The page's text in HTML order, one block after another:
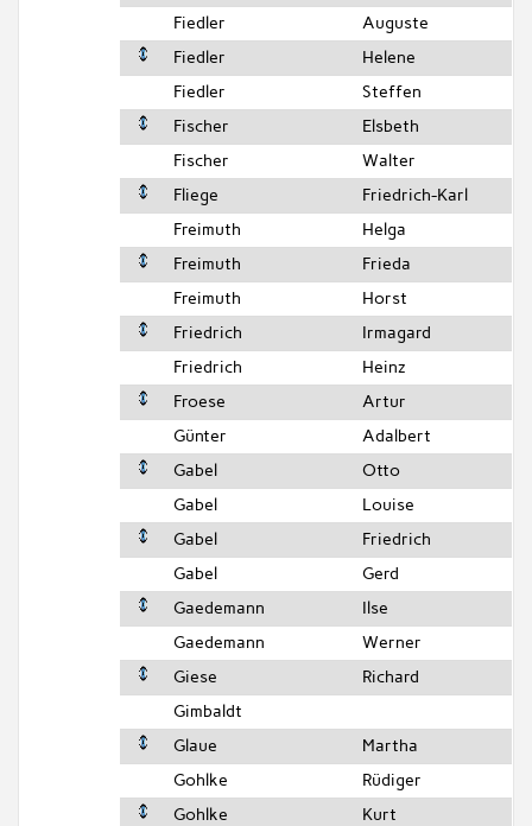
Fiedler
Auguste
Fiedler
Helene
Fiedler
Steffen
Fischer
Elsbeth
Fischer
Walter
Fliege
Friedrich-Karl
Freimuth
Helga
Freimuth
Frieda
Freimuth
Horst
Friedrich
Irmagard
Friedrich
Heinz
Froese
Artur
Günter
Adalbert
Gabel
Otto
Gabel
Louise
Gabel
Friedrich
Gabel
Gerd
Gaedemann
Ilse
Gaedemann
Werner
Giese
Richard
Gimbaldt
Glaue
Martha
Gohlke
Rüdiger
Gohlke
Kurt